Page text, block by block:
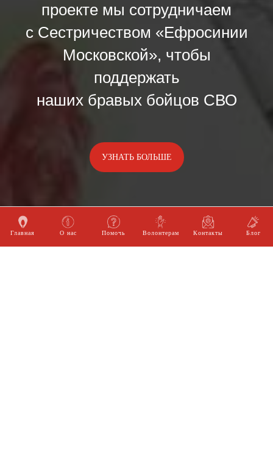
Главная О нас Помочь Волонтерам Контакты Блог
проекте мы сотрудничаем
с Сестричеством «Ефросинии
Московской», чтобы
поддержать
наших бравых бойцов СВО
УЗНАТЬ БОЛЬШЕ